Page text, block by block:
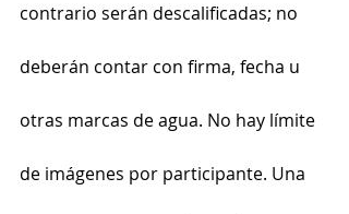
contrario serán descalificadas; no
deberán contar con firma, fecha u
otras marcas de agua. No hay límite
de imágenes por participante. Una